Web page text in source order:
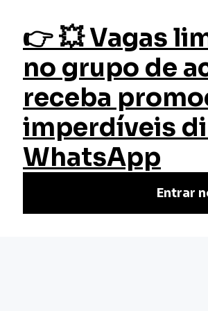
fazer login
Início Blog Empreendedorismo
Inicie sua carreira em Marketing Digital com
Inicie sua carreira em
Digital com estas 7
Confira neste artigo, algumas dicas
iniciar sua...